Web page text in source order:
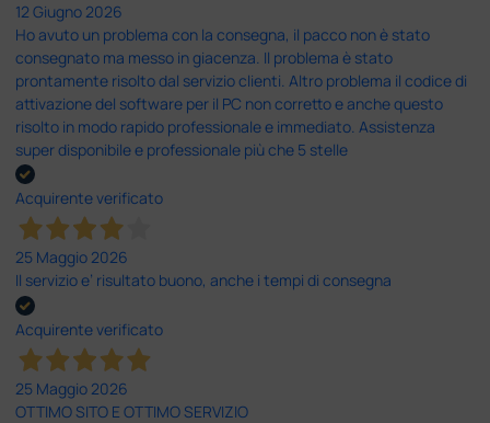
12 Giugno 2026
Ho avuto un problema con la consegna, il pacco non è stato
consegnato ma messo in giacenza. Il problema è stato
prontamente risolto dal servizio clienti. Altro problema il codice di
attivazione del software per il PC non corretto e anche questo
risolto in modo rapido professionale e immediato. Assistenza
super disponibile e professionale più che 5 stelle
Acquirente verificato
25 Maggio 2026
Il servizio e’ risultato buono, anche i tempi di consegna
Acquirente verificato
25 Maggio 2026
OTTIMO SITO E OTTIMO SERVIZIO